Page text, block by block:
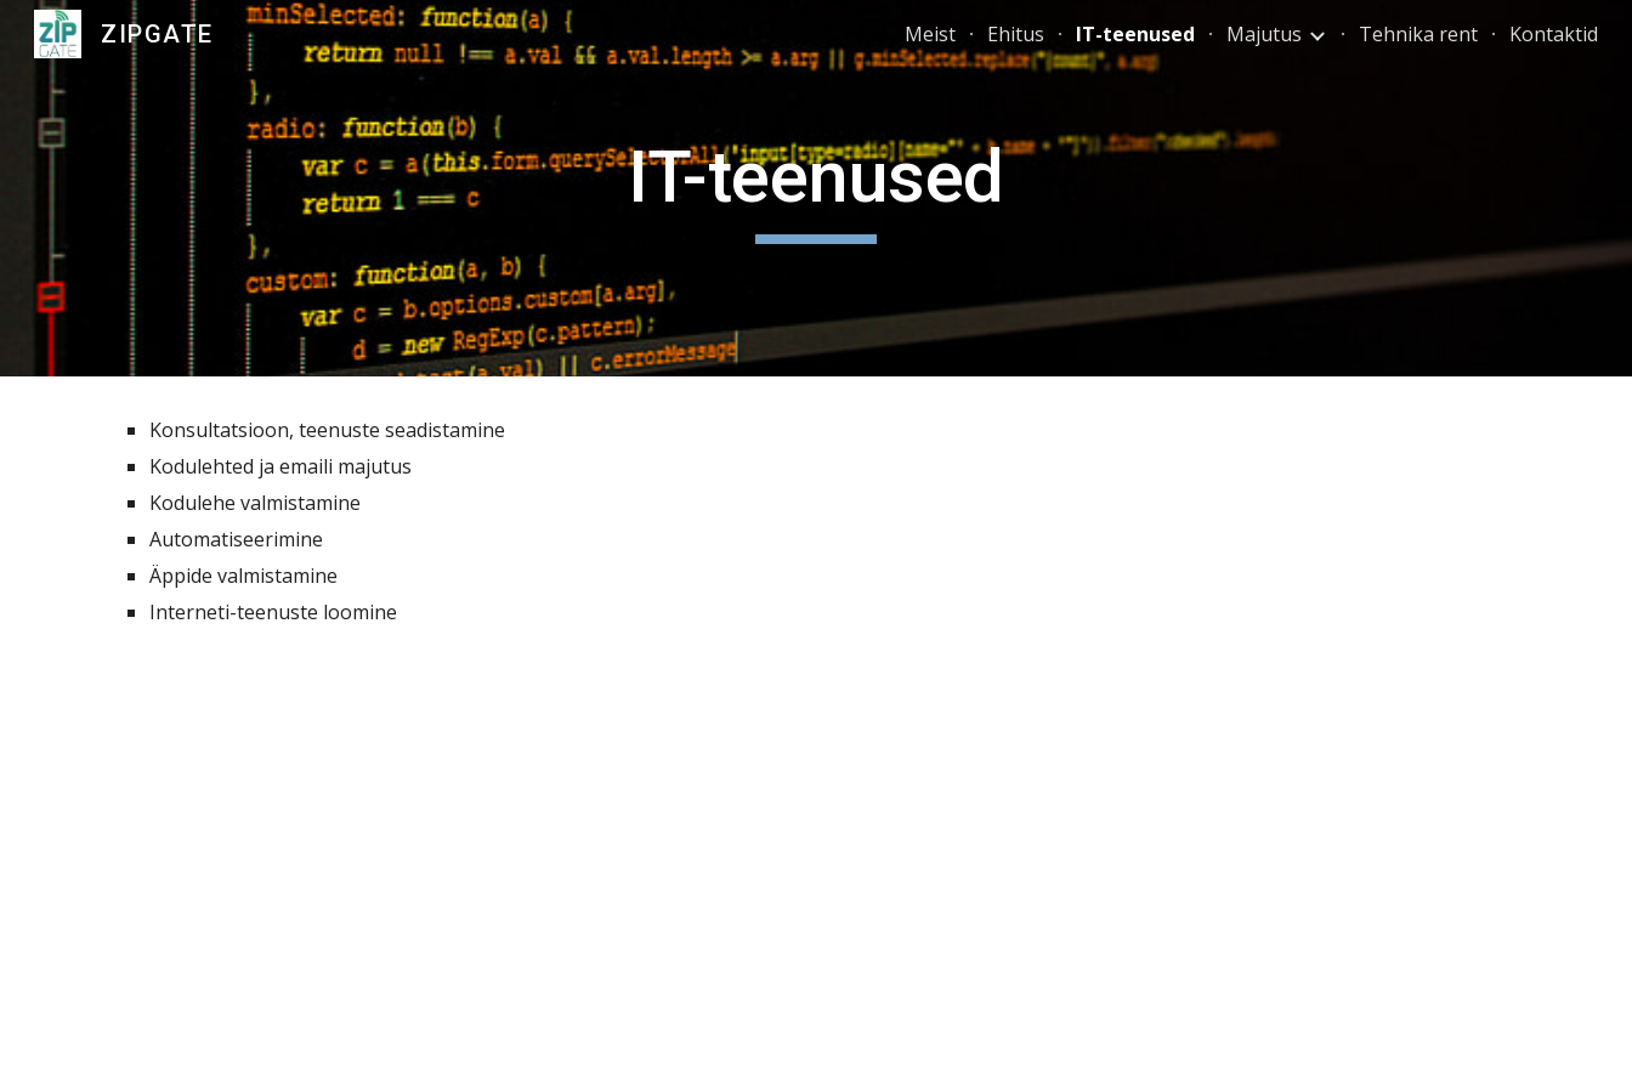
Skip to main content Skip to navigation
ZIPGATE Meist Ehitus IT-teenused Majutus Tehnika rent Kontaktid
IT-teenused
Konsultatsioon, teenuste seadistamine
Kodulehted ja emaili majutus
Kodulehe valmistamine
Automatiseerimine
Äppide valmistamine
Interneti-teenuste loomine